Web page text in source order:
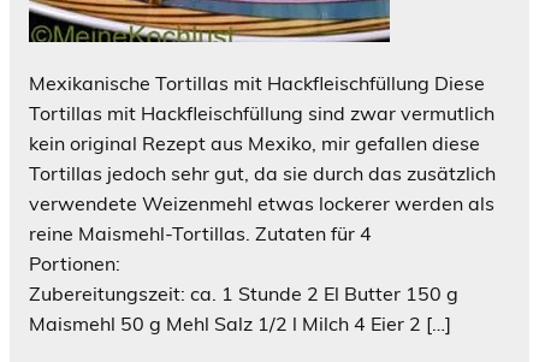
Mexikanische Tortillas mit Hackfleischfüllung Diese
Tortillas mit Hackfleischfüllung sind zwar vermutlich
kein original Rezept aus Mexiko, mir gefallen diese
Tortillas jedoch sehr gut, da sie durch das zusätzlich
verwendete Weizenmehl etwas lockerer werden als
reine Maismehl-Tortillas. Zutaten für 4
Portionen:
Zubereitungszeit: ca. 1 Stunde 2 El Butter 150 g
Maismehl 50 g Mehl Salz 1/2 l Milch 4 Eier 2 […]